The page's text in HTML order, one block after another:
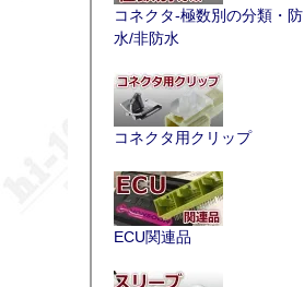
コネクタ-極数別の分類・防
水/非防水
コネクタ用クリップ
ECU関連品